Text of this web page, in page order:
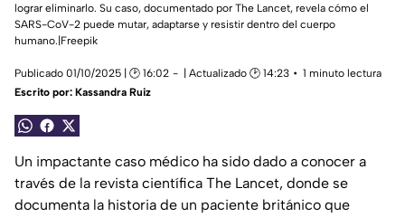
lograr eliminarlo. Su caso, documentado por The Lancet, revela cómo el
SARS-CoV-2 puede mutar, adaptarse y resistir dentro del cuerpo
humano.|Freepik
Publicado 01/10/2025 | 🕑 16:02 | Actualizado 🕑 14:23
1 minuto lectura
Escrito por: Kassandra Ruiz
Un impactante caso médico ha sido dado a conocer a
través de la revista científica The Lancet, donde se
documenta la historia de un paciente británico que